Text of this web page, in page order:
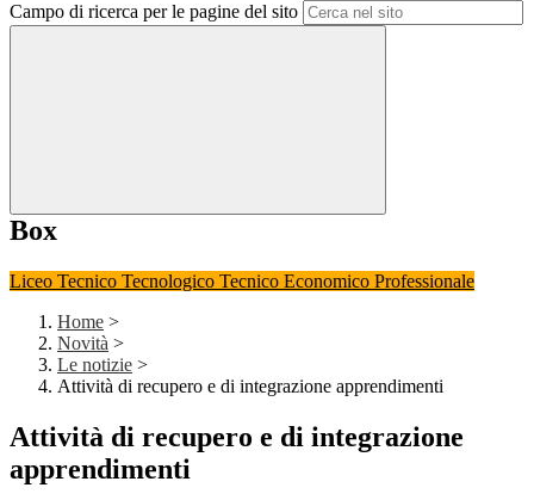
Campo di ricerca per le pagine del sito
Box
Liceo Tecnico Tecnologico Tecnico Economico Professionale
Home >
Novità >
Le notizie >
Attività di recupero e di integrazione apprendimenti
Attività di recupero e di integrazione
apprendimenti